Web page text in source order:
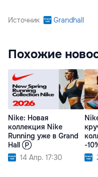
Источник Grandhall
Похожие
Nike: Новая
коллекция Nike
Running уже в Grand
Hall Ⓟ
14 Апр. 17:30
-